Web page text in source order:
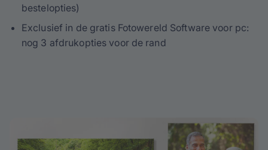
bestelopties)
Exclusief in de gratis Fotowereld Software voor pc:
nog 3 afdrukopties voor de rand